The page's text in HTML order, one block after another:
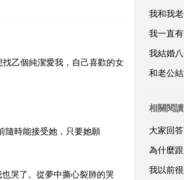
乙個純潔愛我，自己喜歡的女
隨時能接受她，只要她願
哭了。從夢中撕心裂肺的哭
相關閱讀